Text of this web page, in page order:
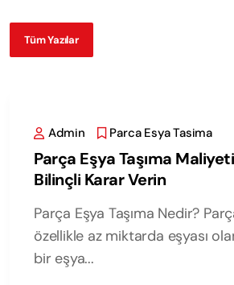
Tüm Yazılar
Admin Parca Esya Tasima
Parça Eşya Taşıma
Bilinçli Karar Verin
Parça Eşya Taşıma Nedir?
özellikle az miktarda eşyası
bir eşya...